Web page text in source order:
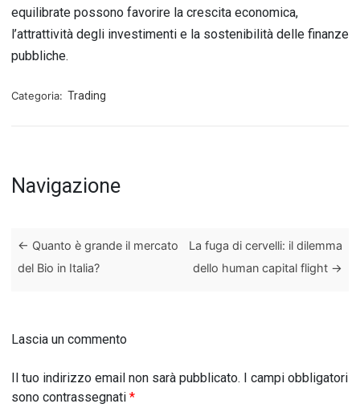
equilibrate possono favorire la crescita economica,
l’attrattività degli investimenti e la sostenibilità delle finanze
pubbliche.
Categoria: Trading
Navigazione
← Quanto è grande il mercato
del Bio in Italia?
La fuga di cervelli: il dilemma
dello human capital flight →
Lascia un commento
Il tuo indirizzo email non sarà pubblicato.
I campi obbligatori
sono contrassegnati *